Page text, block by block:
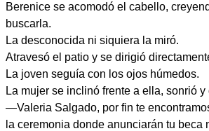
Berenice se acomodó el cabello,
buscarla.
La desconocida ni siquiera la miró.
Atravesó el patio y se dirigió
La joven seguía con los ojos húmedos.
La mujer se inclinó frente a ella, sonrió y
—Valeria Salgado, por fin te
la ceremonia donde anunciarán tu beca